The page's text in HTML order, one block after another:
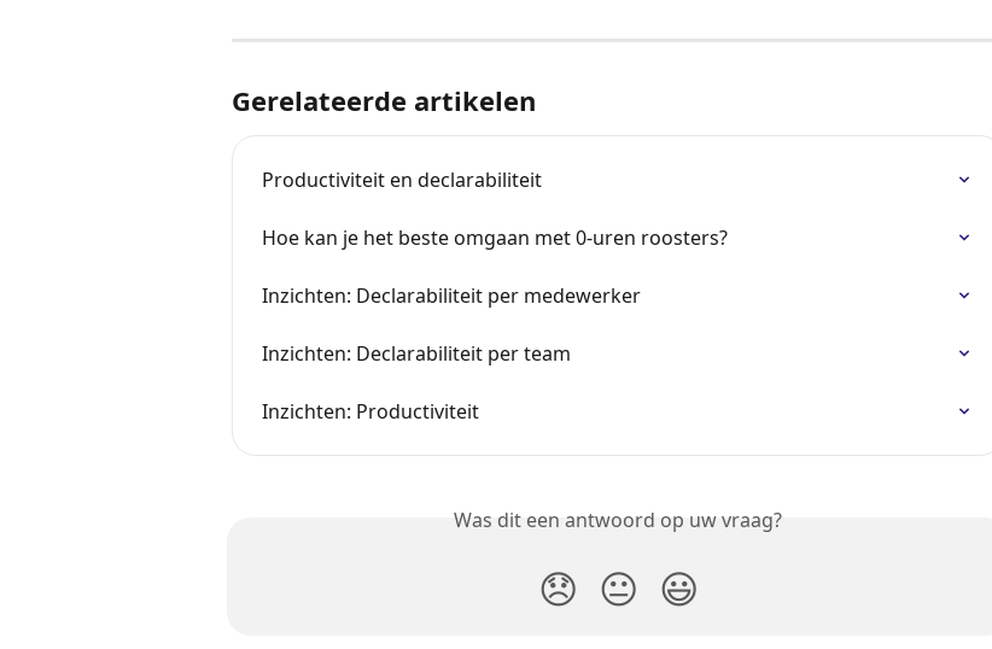
Gerelateerde artikelen
Productiviteit en declarabiliteit
Hoe kan je het beste omgaan met 0-uren roosters?
Inzichten: Declarabiliteit per medewerker
Inzichten: Declarabiliteit per team
Inzichten: Productiviteit
Was dit een antwoord op uw vraag?
😞 😐 😃